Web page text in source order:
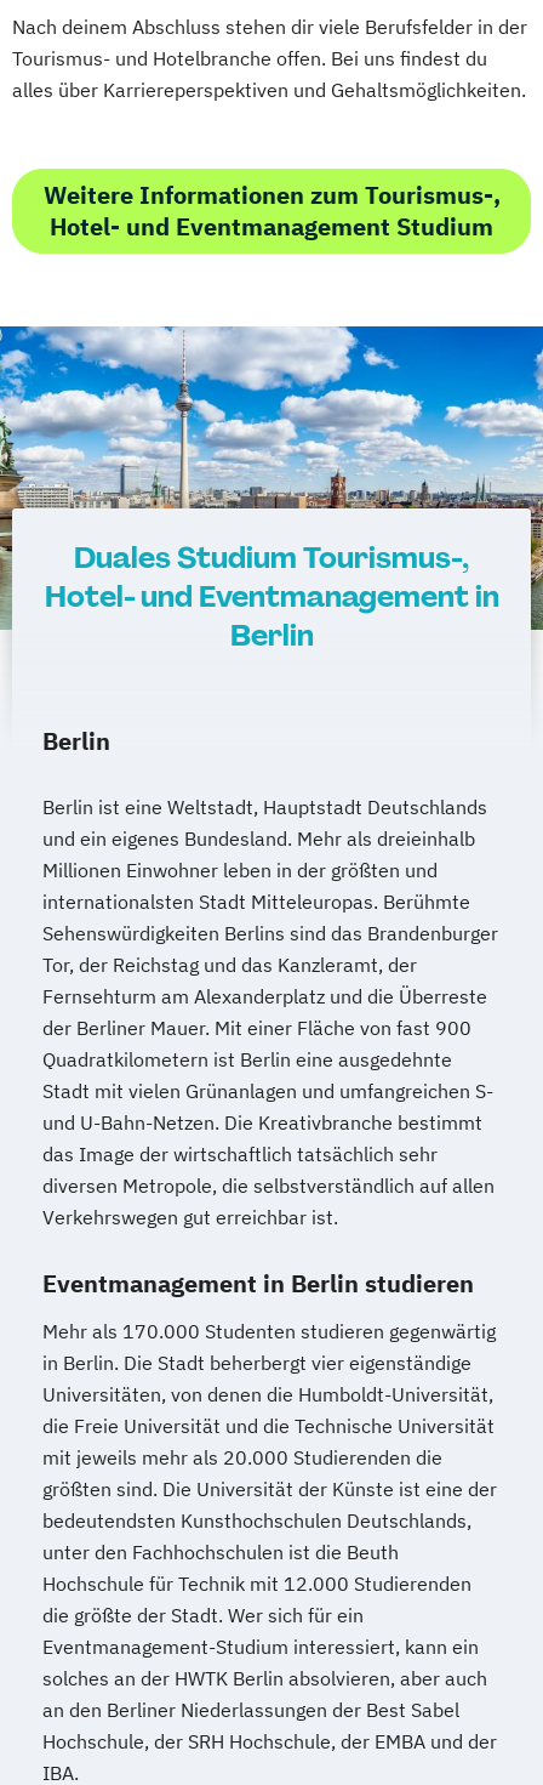
Nach deinem Abschluss stehen dir viele Berufsfelder in der
Tourismus- und Hotelbranche offen. Bei uns findest du
alles über Karriereperspektiven und Gehaltsmöglichkeiten.
Weitere Informationen zum Tourismus-,
Hotel- und Eventmanagement Studium
Duales Studium Tourismus-,
Hotel- und Eventmanagement in
Berlin
Berlin
Berlin ist eine Weltstadt, Hauptstadt Deutschlands
und ein eigenes Bundesland. Mehr als dreieinhalb
Millionen Einwohner leben in der größten und
internationalsten Stadt Mitteleuropas. Berühmte
Sehenswürdigkeiten Berlins sind das Brandenburger
Tor, der Reichstag und das Kanzleramt, der
Fernsehturm am Alexanderplatz und die Überreste
der Berliner Mauer. Mit einer Fläche von fast 900
Quadratkilometern ist Berlin eine ausgedehnte
Stadt mit vielen Grünanlagen und umfangreichen S-
und U-Bahn-Netzen. Die Kreativbranche bestimmt
das Image der wirtschaftlich tatsächlich sehr
diversen Metropole, die selbstverständlich auf allen
Verkehrswegen gut erreichbar ist.
Eventmanagement in Berlin studieren
Mehr als 170.000 Studenten studieren gegenwärtig
in Berlin. Die Stadt beherbergt vier eigenständige
Universitäten, von denen die Humboldt-Universität,
die Freie Universität und die Technische Universität
mit jeweils mehr als 20.000 Studierenden die
größten sind. Die Universität der Künste ist eine der
bedeutendsten Kunsthochschulen Deutschlands,
unter den Fachhochschulen ist die Beuth
Hochschule für Technik mit 12.000 Studierenden
die größte der Stadt. Wer sich für ein
Eventmanagement-Studium interessiert, kann ein
solches an der HWTK Berlin absolvieren, aber auch
an den Berliner Niederlassungen der Best Sabel
Hochschule, der SRH Hochschule, der EMBA und der
IBA.